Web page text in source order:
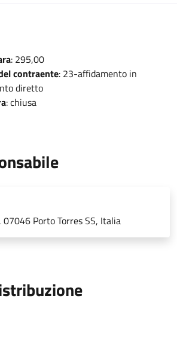
: 295,00
contraente: 23-affidamento in
diretto
: chiusa
07046 Porto Torres SS, Italia